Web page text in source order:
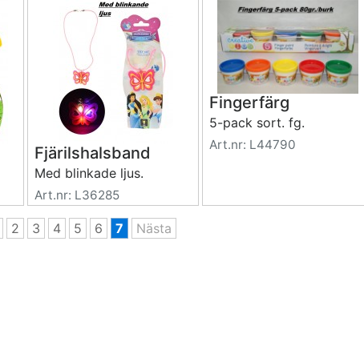
Fjärilshalsband
Med blinkade ljus.
Art.nr: L36285
Fingerfärg
5-pack sort. fg.
Art.nr: L44790
2 3 4 5 6 7 Nästa